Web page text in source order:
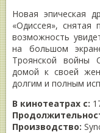
Новая эпическая
«Одиссея», снятая
возможность
на большом
Троянской войны
домой к своей
долгим и полным
В кинотеатрах с:
Производство: